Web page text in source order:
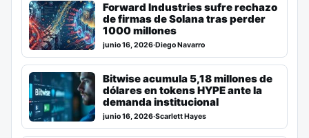
Forward Industries sufre rechazo
de firmas de Solana tras perder
1000 millones
junio 16, 2026·Diego Navarro
Bitwise acumula 5,18 millones de
dólares en tokens HYPE ante la
demanda institucional
junio 16, 2026·Scarlett Hayes